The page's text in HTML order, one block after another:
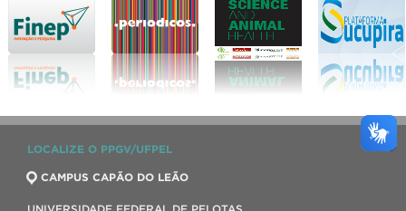
LOCALIZE O PPGV/UFPEL
CAMPUS CAPÃO DO LEÃO
UNIVERSIDADE FEDERAL DE PELOTAS